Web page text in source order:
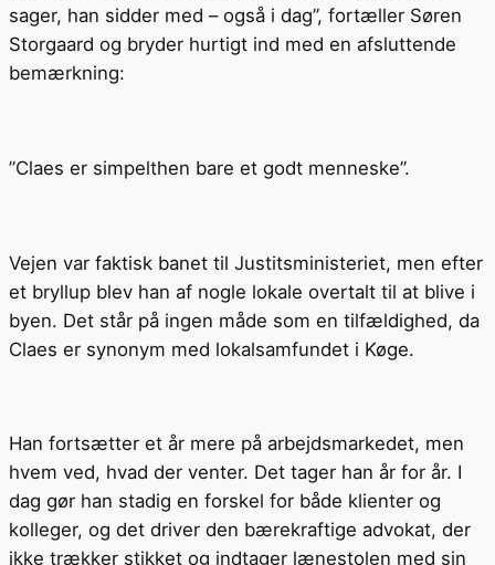
sager, han sidder med – også i dag”, fortæller Søren
Storgaard og bryder hurtigt ind med en afsluttende
bemærkning:
”Claes er simpelthen bare et godt menneske”.
Vejen var faktisk banet til Justitsministeriet, men efter
et bryllup blev han af nogle lokale overtalt til at blive i
byen. Det står på ingen måde som en tilfældighed, da
Claes er synonym med lokalsamfundet i Køge.
Han fortsætter et år mere på arbejdsmarkedet, men
hvem ved, hvad der venter. Det tager han år for år. I
dag gør han stadig en forskel for både klienter og
kolleger, og det driver den bærekraftige advokat, der
ikke trækker stikket og indtager lænestolen med sin